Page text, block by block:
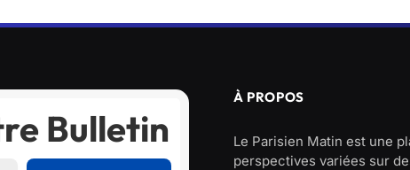
Bulletin
À PROPOS
Le Parisien Matin est une
perspectives variées sur